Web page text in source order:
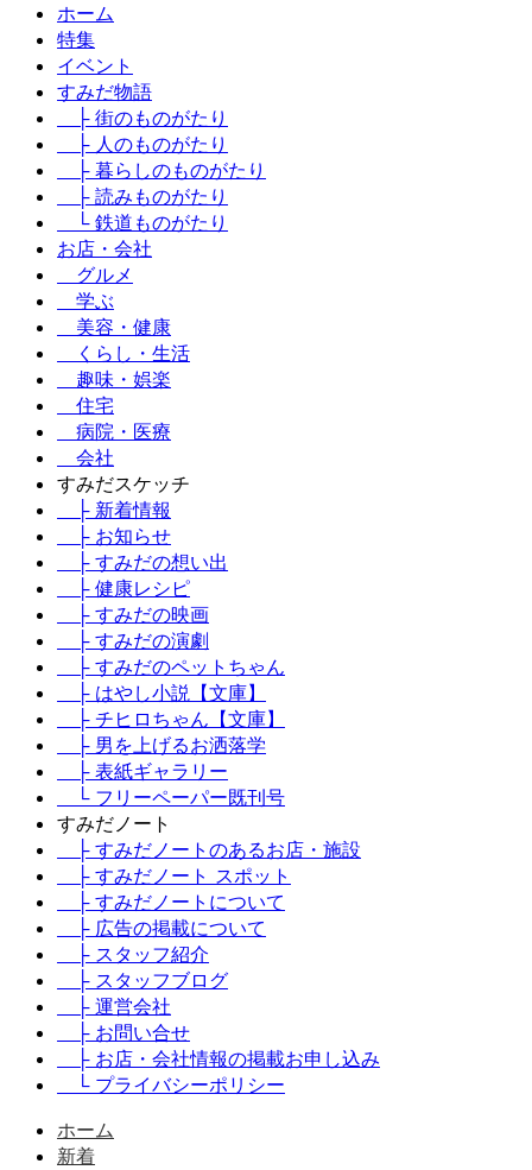
ホーム
特集
イベント
すみだ物語
├ 街のものがたり
├ 人のものがたり
├ 暮らしのものがたり
├ 読みものがたり
└ 鉄道ものがたり
お店・会社
グルメ
学ぶ
美容・健康
くらし・生活
趣味・娯楽
住宅
病院・医療
会社
すみだスケッチ
├ 新着情報
├ お知らせ
├ すみだの想い出
├ 健康レシピ
├ すみだの映画
├ すみだの演劇
├ すみだのペットちゃん
├ はやし小説【文庫】
├ チヒロちゃん【文庫】
├ 男を上げるお洒落学
├ 表紙ギャラリー
└ フリーペーパー既刊号
すみだノート
├ すみだノートのあるお店・施設
├ すみだノート スポット
├ すみだノートについて
├ 広告の掲載について
├ スタッフ紹介
├ スタッフブログ
├ 運営会社
├ お問い合せ
├ お店・会社情報の掲載お申し込み
└ プライバシーポリシー
ホーム
新着